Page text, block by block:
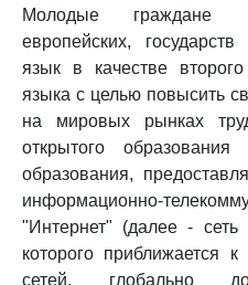
Молодые граждане
европейских,
язык в качестве
языка с целью повысить
на мировых рынках
открытого образования
образования,
информационно-
"Интернет" (далее - сеть
которого приближается
сетей, глобально